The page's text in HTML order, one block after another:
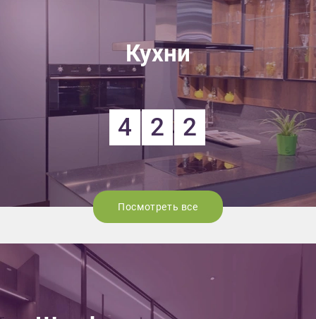
Кухни
4 2 2
Посмотреть все